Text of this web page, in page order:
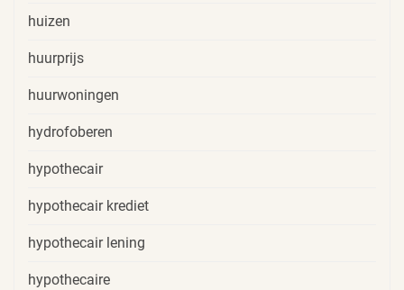
huizen
huurprijs
huurwoningen
hydrofoberen
hypothecair
hypothecair krediet
hypothecair lening
hypothecaire